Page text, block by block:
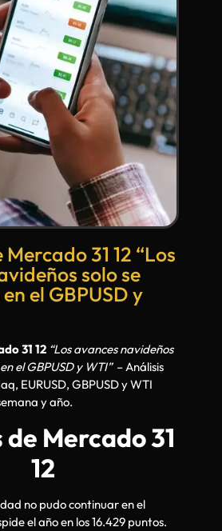
31 12 “Los
solo se
el GBPUSD y
31 12 “Los avances navideños
el GBPUSD y WTI”– Análisis
EURUSD, GBPUSD y WTI
y año.
Mercado 31
12
no pudo continuar en el
el año en los 16.429 puntos.